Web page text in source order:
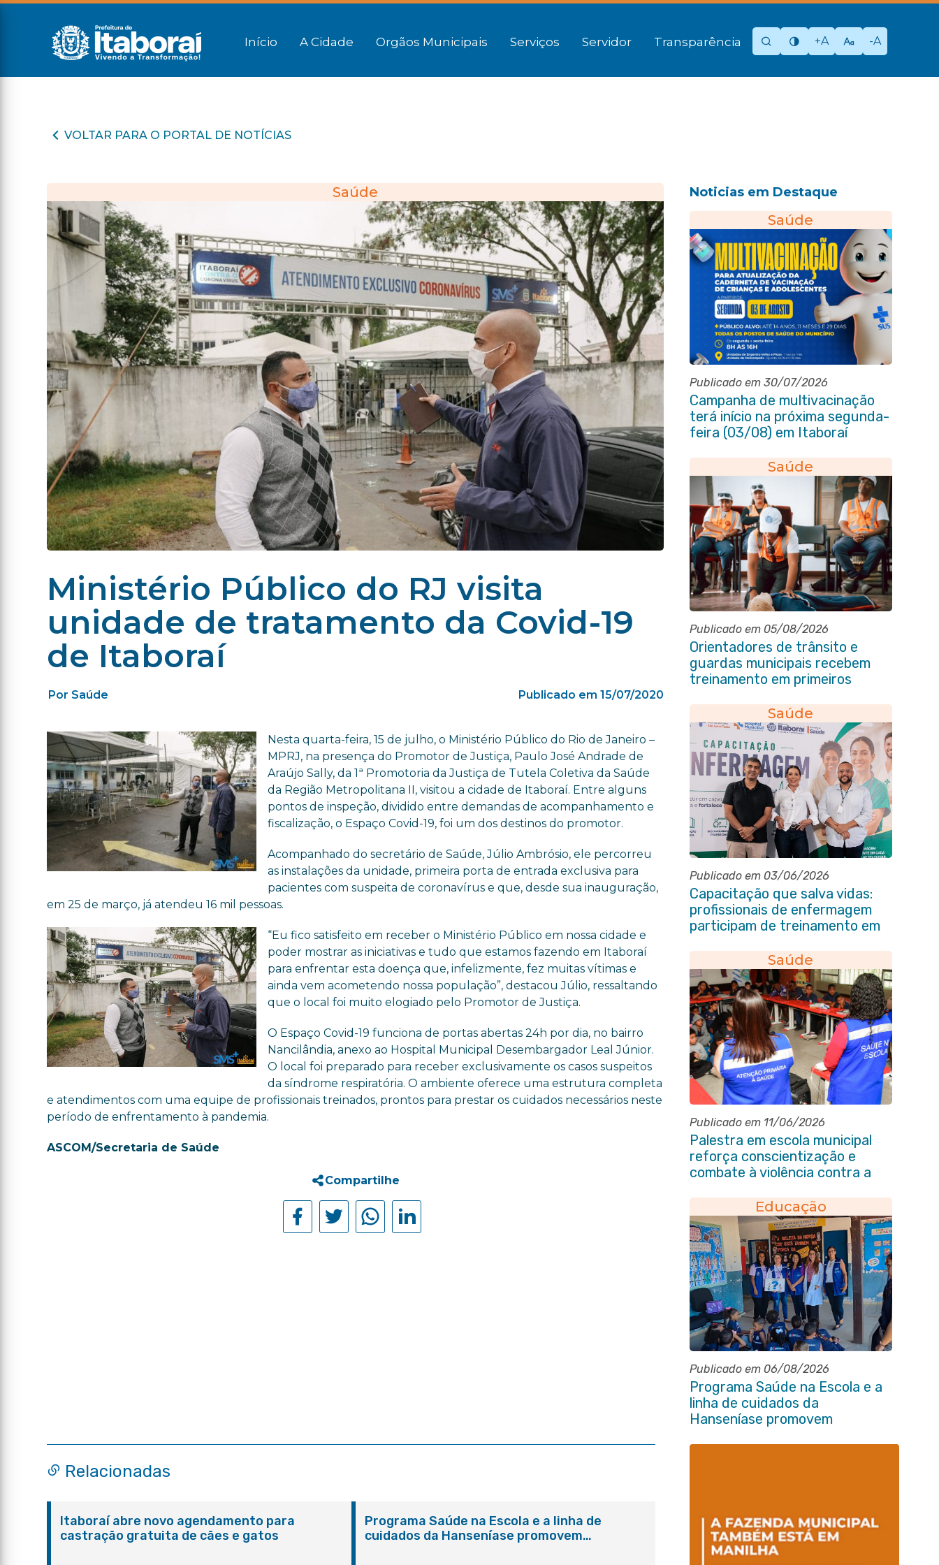
Início A Cidade Orgãos Municipais Serviços Servidor Transparência +A -A
VOLTAR PARA O PORTAL DE NOTÍCIAS
Saúde
Ministério Público do RJ visita
unidade de tratamento da Covid-19
de Itaboraí
Por Saúde Publicado em 15/07/2020
Nesta quarta-feira, 15 de julho, o Ministério Público do Rio de Janeiro –
MPRJ, na presença do Promotor de Justiça, Paulo José Andrade de
Araújo Sally, da 1ª Promotoria da Justiça de Tutela Coletiva da Saúde
da Região Metropolitana II, visitou a cidade de Itaboraí. Entre alguns
pontos de inspeção, dividido entre demandas de acompanhamento e
fiscalização, o Espaço Covid-19, foi um dos destinos do promotor.
Acompanhado do secretário de Saúde, Júlio Ambrósio, ele percorreu
as instalações da unidade, primeira porta de entrada exclusiva para
pacientes com suspeita de coronavírus e que, desde sua inauguração,
em 25 de março, já atendeu 16 mil pessoas.
“Eu fico satisfeito em receber o Ministério Público em nossa cidade e
poder mostrar as iniciativas e tudo que estamos fazendo em Itaboraí
para enfrentar esta doença que, infelizmente, fez muitas vítimas e
ainda vem acometendo nossa população”, destacou Júlio, ressaltando
que o local foi muito elogiado pelo Promotor de Justiça.
O Espaço Covid-19 funciona de portas abertas 24h por dia, no bairro
Nancilândia, anexo ao Hospital Municipal Desembargador Leal Júnior.
O local foi preparado para receber exclusivamente os casos suspeitos
da síndrome respiratória. O ambiente oferece uma estrutura completa
e atendimentos com uma equipe de profissionais treinados, prontos para prestar os cuidados necessários neste
período de enfrentamento à pandemia.
ASCOM/Secretaria de Saúde
Compartilhe
Noticias em Destaque
Saúde
Publicado em 30/07/2026
Campanha de multivacinação
terá início na próxima segunda-
feira (03/08) em Itaboraí
Saúde
Publicado em 05/08/2026
Orientadores de trânsito e
guardas municipais recebem
treinamento em primeiros
Saúde
Publicado em 03/06/2026
Capacitação que salva vidas:
profissionais de enfermagem
participam de treinamento em
Saúde
Publicado em 11/06/2026
Palestra em escola municipal
reforça conscientização e
combate à violência contra a
Educação
Publicado em 06/08/2026
Programa Saúde na Escola e a
linha de cuidados da
Hanseníase promovem
hanseníase na E.M Adelaide de
Relacionadas
Itaboraí abre novo agendamento para
castração gratuita de cães e gatos
Programa Saúde na Escola e a linha de
cuidados da Hanseníase promovem